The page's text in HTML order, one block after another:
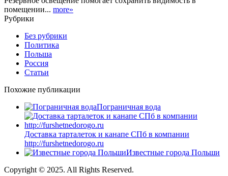
помещении... more»
Рубрики
Без рубрики
Политика
Польша
Россия
Статьи
Похожие публикации
Пограничная вода
Доставка тарталеток и канапе СПб в компании
http://furshetnedorogo.ru
Известные города Польши
Copyright © 2025. All Rights Reserved.